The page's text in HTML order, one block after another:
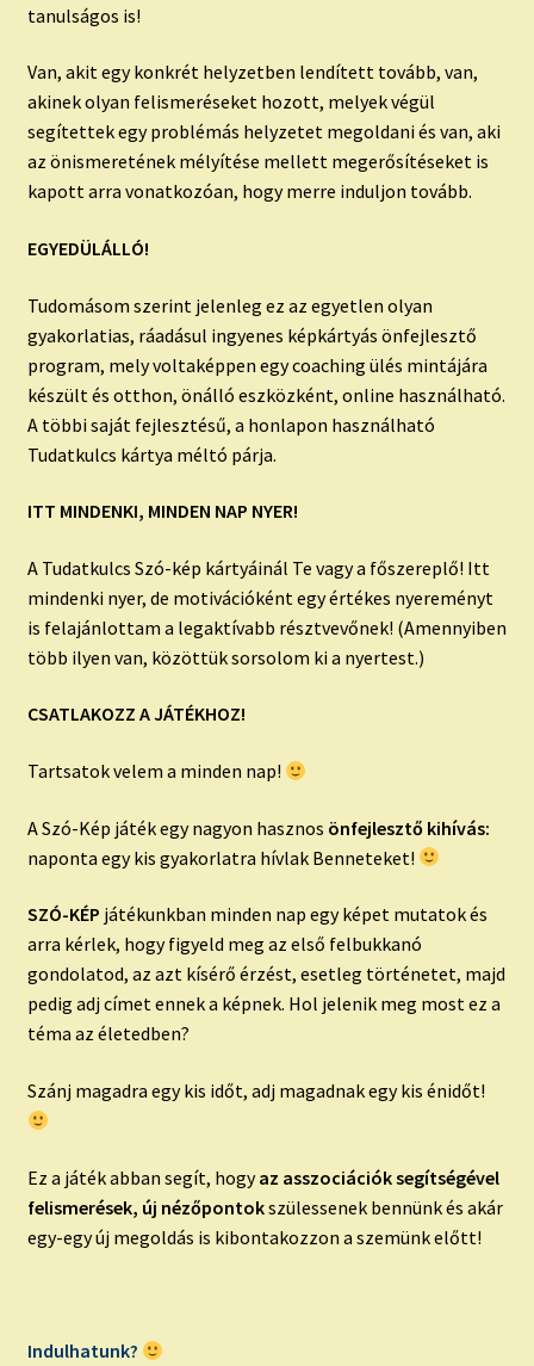
tanulságos is!
Van, akit egy konkrét helyzetben lendített tovább, van,
akinek olyan felismeréseket hozott, melyek végül
segítettek egy problémás helyzetet megoldani és van, aki
az önismeretének mélyítése mellett megerősítéseket is
kapott arra vonatkozóan, hogy merre induljon tovább.
EGYEDÜLÁLLÓ!
Tudomásom szerint jelenleg ez az egyetlen olyan
gyakorlatias, ráadásul ingyenes képkártyás önfejlesztő
program, mely voltaképpen egy coaching ülés mintájára
készült és otthon, önálló eszközként, online használható.
A többi saját fejlesztésű, a honlapon használható
Tudatkulcs kártya méltó párja.
ITT MINDENKI, MINDEN NAP NYER!
A Tudatkulcs Szó-kép kártyáinál Te vagy a főszereplő! Itt
mindenki nyer, de motivációként egy értékes nyereményt
is felajánlottam a legaktívabb résztvevőnek! (Amennyiben
több ilyen van, közöttük sorsolom ki a nyertest.)
CSATLAKOZZ A JÁTÉKHOZ!
Tartsatok velem a minden nap!
A Szó-Kép játék egy nagyon hasznos önfejlesztő kihívás:
naponta egy kis gyakorlatra hívlak Benneteket!
SZÓ-KÉP játékunkban minden nap egy képet mutatok és
arra kérlek, hogy figyeld meg az első felbukkanó
gondolatod, az azt kísérő érzést, esetleg történetet, majd
pedig adj címet ennek a képnek. Hol jelenik meg most ez a
téma az életedben?
Szánj magadra egy kis időt, adj magadnak egy kis énidőt!
Ez a játék abban segít, hogyaz asszociációk segítségével
felismerések, új nézőpontokszülessenek bennünk és akár
egy-egy új megoldás is kibontakozzon a szemünk előtt!
Indulhatunk?